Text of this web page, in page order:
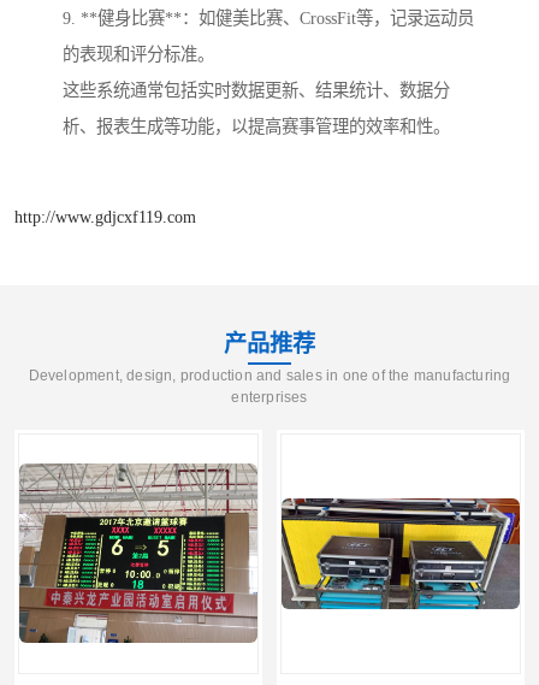
9. **健身比赛**：如健美比赛、CrossFit等，记录运动员
的表现和评分标准。
这些系统通常包括实时数据更新、结果统计、数据分
析、报表生成等功能，以提高赛事管理的效率和性。
http://www.gdjcxf119.com
产品推荐
Development, design, production and sales in one of the manufacturing
enterprises